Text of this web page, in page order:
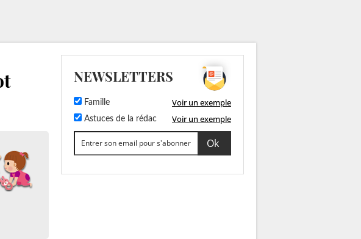
NEWSLETTERS
Famille Voir un exemple
Astuces de la rédac Voir un exemple